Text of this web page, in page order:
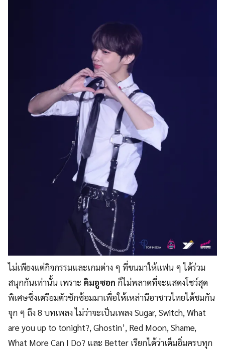
ไม่เพียงแต่กิจกรรมและเกมต่าง ๆ ที่ขนมาให้แฟน ๆ ได้ร่วม
สนุกกันเท่านั้น เพราะ คิมอูซอก ก็ไม่พลาดที่จะแสดงโชว์สุด
พิเศษซึ่งเตรียมตัวซักซ้อมมาเพื่อให้เหล่านีอาชาวไทยได้ชมกัน
จุก ๆ ถึง 8 บทเพลง ไม่ว่าจะเป็นเพลง Sugar, Switch, What
are you up to tonight?, Ghostin’, Red Moon, Shame,
What More Can I Do? และ Better เรียกได้ว่าเต็มอิ่มครบทุก